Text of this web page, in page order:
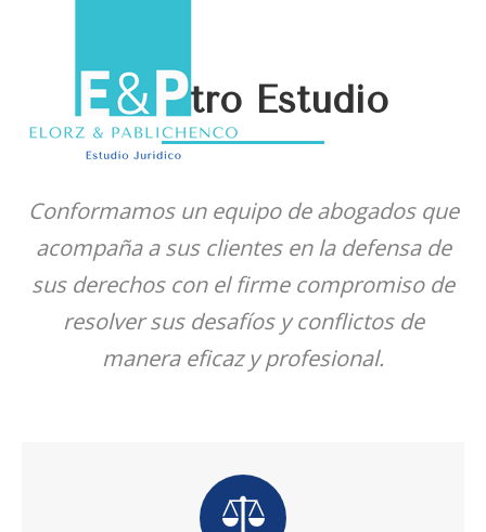
Nuestro Estudio
Conformamos un equipo de abogados que
acompaña a sus clientes en la defensa de
sus derechos con el firme compromiso de
resolver sus desafíos y conflictos de
manera eficaz y profesional.